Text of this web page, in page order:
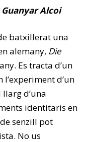
Alcoi
batxillerat una
alemany, Die
Es tracta d’un
d’un
d’una
identitaris en
senzill pot
No us